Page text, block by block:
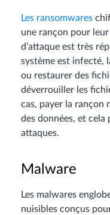
Les ransomwares
une rançon pour
d’attaque est très
système est infecté,
ou restaurer des
déverrouiller les
cas, payer la rançon
des données, et
attaques.
Malware
Les malwares
nuisibles conçus